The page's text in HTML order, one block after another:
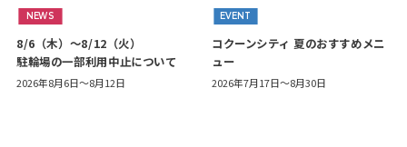
NEWS
8/6（木）～8/12（火）
駐輪場の一部利用中止について
2026年8月6日～8月12日
EVENT
コクーンシティ 夏のおすすめメニ
ュー
2026年7月17日～8月30日